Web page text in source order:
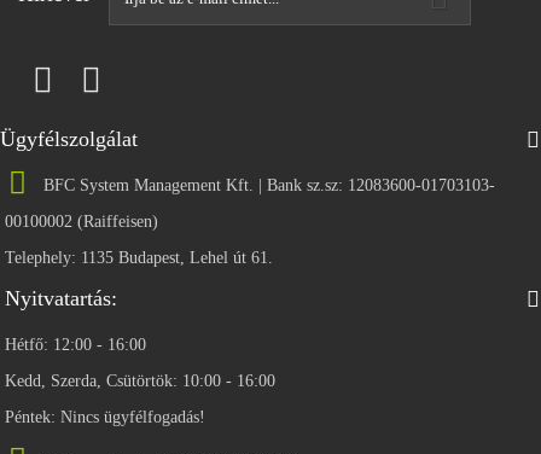
Ügyfélszolgálat
BFC System Management Kft. | Bank sz.sz: 12083600-01703103-
00100002 (Raiffeisen)
Telephely: 1135 Budapest, Lehel út 61.
Nyitvatartás:
Hétfő: 12:00 - 16:00
Kedd, Szerda, Csütörtök: 10:00 - 16:00
Péntek: Nincs ügyfélfogadás!